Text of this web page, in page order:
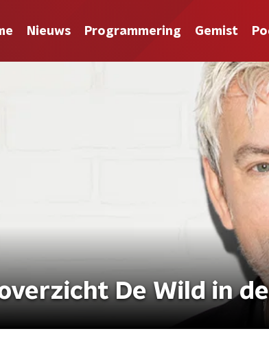
Nieuws Programmering Gemist
De Wild in